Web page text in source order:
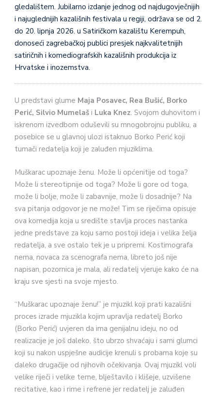
gledalištem. Jubilarno izdanje jednog od najdugovječnijih
i najuglednijih kazališnih festivala u regiji, održava se od 2.
do 20. lipnja 2026. u Satiričkom kazalištu Kerempuh,
donoseći zagrebačkoj publici presjek najkvalitetnijih
satiričnih i komediografskih kazališnih produkcija iz
Hrvatske i inozemstva.
U predstavi glume Maja Posavec, Rea Bušić, Borko
Perić, Silvio Mumelaš i Luka Knez. Svojom duhovitom i
iskrenom izvedbom oduševili su mnogobrojnu publiku, a
posebice se u glavnoj ulozi istaknuo Borko Perić koji
tumači redatelja koji je zaluđen mjuziklima.
Muškarac upoznaje ženu. Može li općenitije od toga?
Može li stereotipnije od toga? Može li gore od toga,
može li bolje, može li zabavnije, može li dosadnije? Na
sva pitanja odgovor je ne može! Tim se riječima opisuje
ova komedija koja u središte stavlja proces nastanka
jedne predstave za koju samo postoji ideja i velika želja
redatelja, a sve ostalo tek je u pripremi. Kostimografa
nema, novaca za scenografa nema, libreto još nije
napisan, pozornica je mala, ali redatelj vjeruje kako će na
kraju sve sjesti na svoje mjesto.
“Muškarac upoznaje ženu!” je mjuzikl koji prati kazališni
proces izrade mjuzikla kojim upravlja redatelj Borko
(Borko Perić) uvjeren da ima genijalnu ideju, no od
realizacije je još daleko, što ubrzo shvaćaju i sami glumci
koji su nakon uspješne audicije krenuli s probama koje su
daleko drugačije od njihovih očekivanja. Ovaj mjuzikl voli
velike riječi i velike teme, blještavilo i klišeje, uzvišene
recitative, kao i rime i refrene jer redatelj je zaluđen